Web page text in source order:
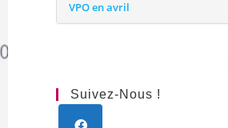
VPO en avril
Suivez-Nous !